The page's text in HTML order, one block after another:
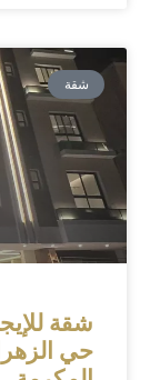
شقة
شقة
حي